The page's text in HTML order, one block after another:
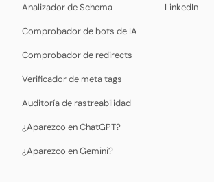
Analizador de Schema
Comprobador de bots de IA
Comprobador de redirects
Verificador de meta tags
Auditoría de rastreabilidad
¿Aparezco en ChatGPT?
¿Aparezco en Gemini?
LinkedIn